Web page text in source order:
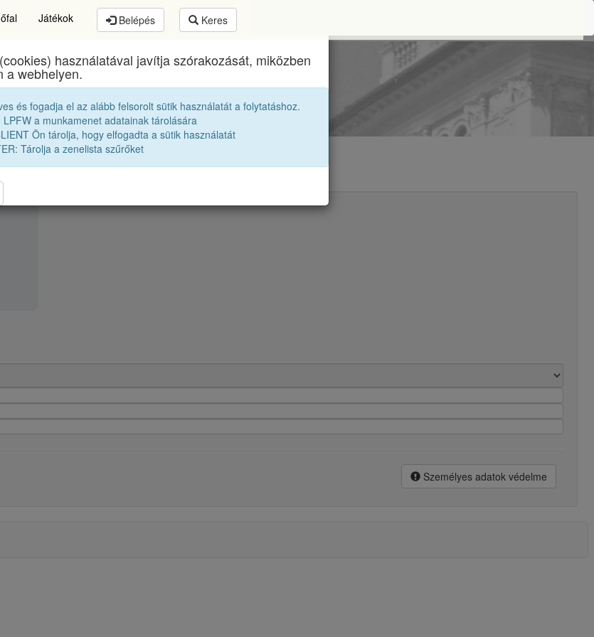
Játékok Belépés Keres
Sámuel Líceumegykori diákjai 1954 10A
Kismarjay István
Személyes adatok védelme
használatával javítja szórakozását, miközben
a webhelyen.
és fogadja el az alább felsorolt sütik használatát a folytatáshoz.
LPFW a munkamenet adatainak tárolására
Ön tárolja, hogy elfogadta a sütik használatát
Tárolja a zenelista szűrőket